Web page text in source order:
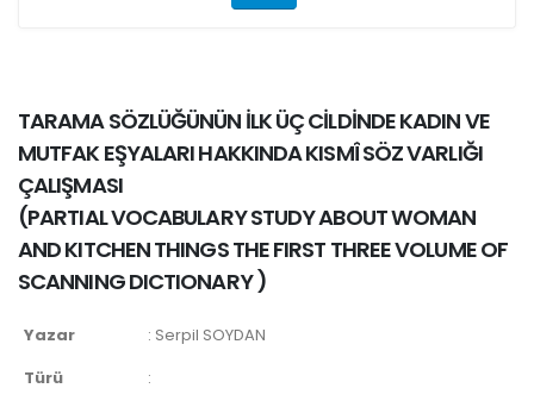
TARAMA SÖZLÜĞÜNÜN İLK ÜÇ CİLDİNDE KADIN VE
MUTFAK EŞYALARI HAKKINDA KISMÎ SÖZ VARLIĞI
ÇALIŞMASI
(PARTIAL VOCABULARY STUDY ABOUT WOMAN
AND KITCHEN THINGS THE FIRST THREE VOLUME OF
SCANNING DICTIONARY)
Yazar : Serpil SOYDAN
Türü
: